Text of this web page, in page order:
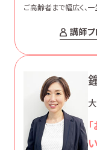
ご高齢者まで幅広く、
講師プ
い